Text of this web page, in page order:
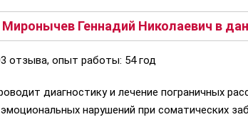
Геннадий Николаевич в
отзыва, опыт работы: 54 год
диагностику и лечение пограничных
нарушений при соматических